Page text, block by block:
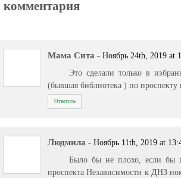
комментария
Мама Сита - Ноябрь 24th, 2019 at
Это сделали только в
(бывшая библиотека ) по проспекту
Ответить
Людмила - Ноябрь 11th, 2019 at
Было бы не плохо, если бы
проспекта Независимости к ДНЗ